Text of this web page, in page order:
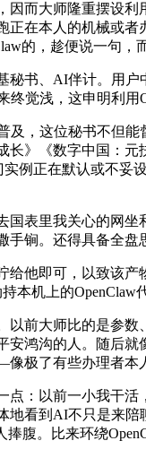
大师隆重摆设利用
正在本人的机械或
的，趁便说一句
、AI伴计。用户
觉浅，这申明利用
这位秘书不但能
长》《数字中国：
实例正在默认或不
里我关心的网坐
锏。还得具备全盘
即可，以致该产物
本机上的
大师比的是参数
安鸿沟的人。随后
极了有些办理者本
以前一小我干活
地看到AI不只是来
腹。比来环绕